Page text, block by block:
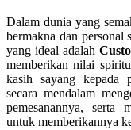
Dalam dunia yang
bermakna dan personal
yang ideal adalah
memberikan nilai
kasih sayang kepada
secara mendalam
pemesanannya, serta
untuk memberikannya